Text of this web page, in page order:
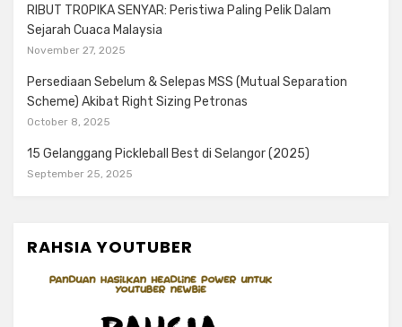
RIBUT TROPIKA SENYAR: Peristiwa Paling Pelik Dalam
Sejarah Cuaca Malaysia
November 27, 2025
Persediaan Sebelum & Selepas MSS (Mutual Separation
Scheme) Akibat Right Sizing Petronas
October 8, 2025
15 Gelanggang Pickleball Best di Selangor (2025)
September 25, 2025
RAHSIA YOUTUBER